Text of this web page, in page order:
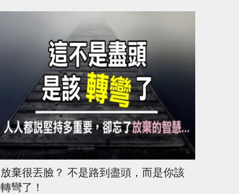
放棄很丟臉？ 不是路到盡頭，而是你該
轉彎了！